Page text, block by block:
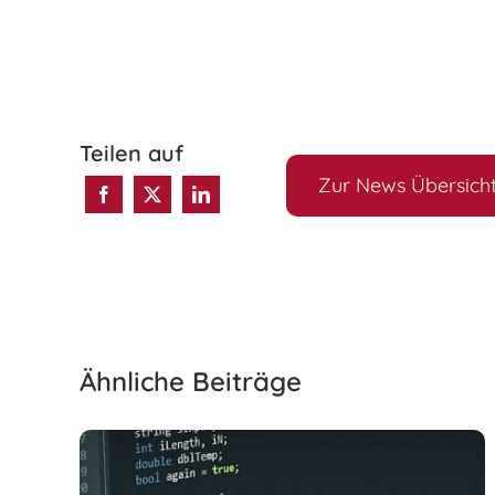
Teilen auf
Zur News
Ähnliche Beiträge